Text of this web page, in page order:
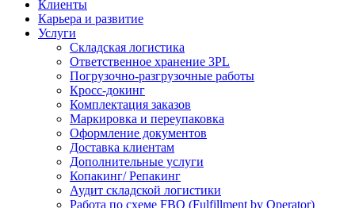
Клиенты
Карьера и развитие
Услуги
Складская логистика
Ответственное хранение 3PL
Погрузочно-разгрузочные работы
Кросс-докинг
Комплектация заказов
Маркировка и переупаковка
Оформление документов
Доставка клиентам
Дополнительные услуги
Копакинг/ Репакинг
Аудит складской логистики
Работа по схеме FBO (Fulfillment by Operator)